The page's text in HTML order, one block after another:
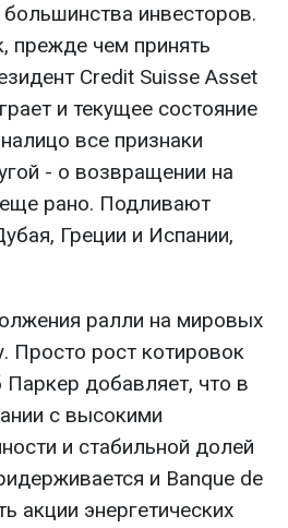
инвесторов.
прежде чем принять
Credit Suisse Asset
и текущее состояние
все признаки
- о возвращении на
рано. Подливают
Греции и Испании,
ралли на мировых
рост котировок
добавляет, что в
с высокими
и стабильной долей
и Banque de
акции энергетических